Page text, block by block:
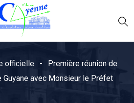
officielle
Première réunion de
avec Monsieur le Préfet